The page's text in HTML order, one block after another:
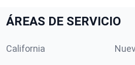
ÁREAS DE SERVICIO
California